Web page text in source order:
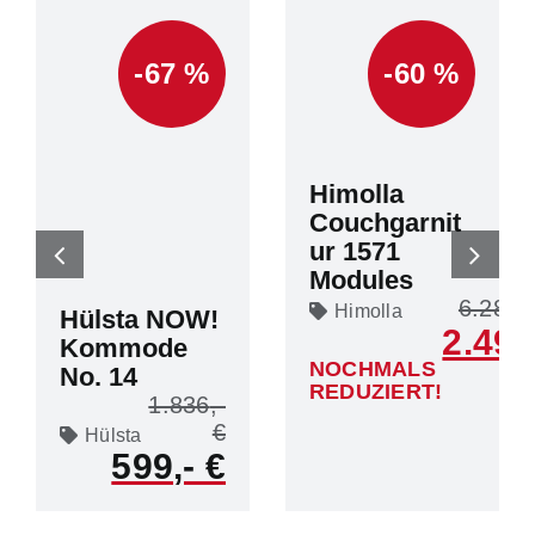
Hülsta NOW!
Kommode
No. 14
-67 %
Hülsta
1.836
599
Himolla
Couchgarnit
ur 1571
Modules
-60 %
Himolla 6.283
NOCHMALS
REDUZIERT!
2.499